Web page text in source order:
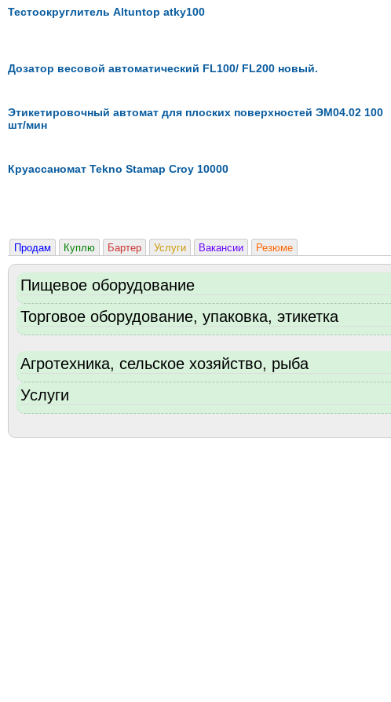
Тестоокруглитель Altuntop atky100
Дозатор весовой автоматический FL100/ FL200 новый.
Этикетировочный автомат для плоских поверхностей ЭМ04.02 100
шт/мин
Круассаномат Tekno Stamap Croy 10000
Продам Куплю Бартер Услуги Вакансии Резюме
Пищевое оборудование
Торговое оборудование, упаковка, этикетка
Агротехника, сельское хозяйство, рыба
Услуги